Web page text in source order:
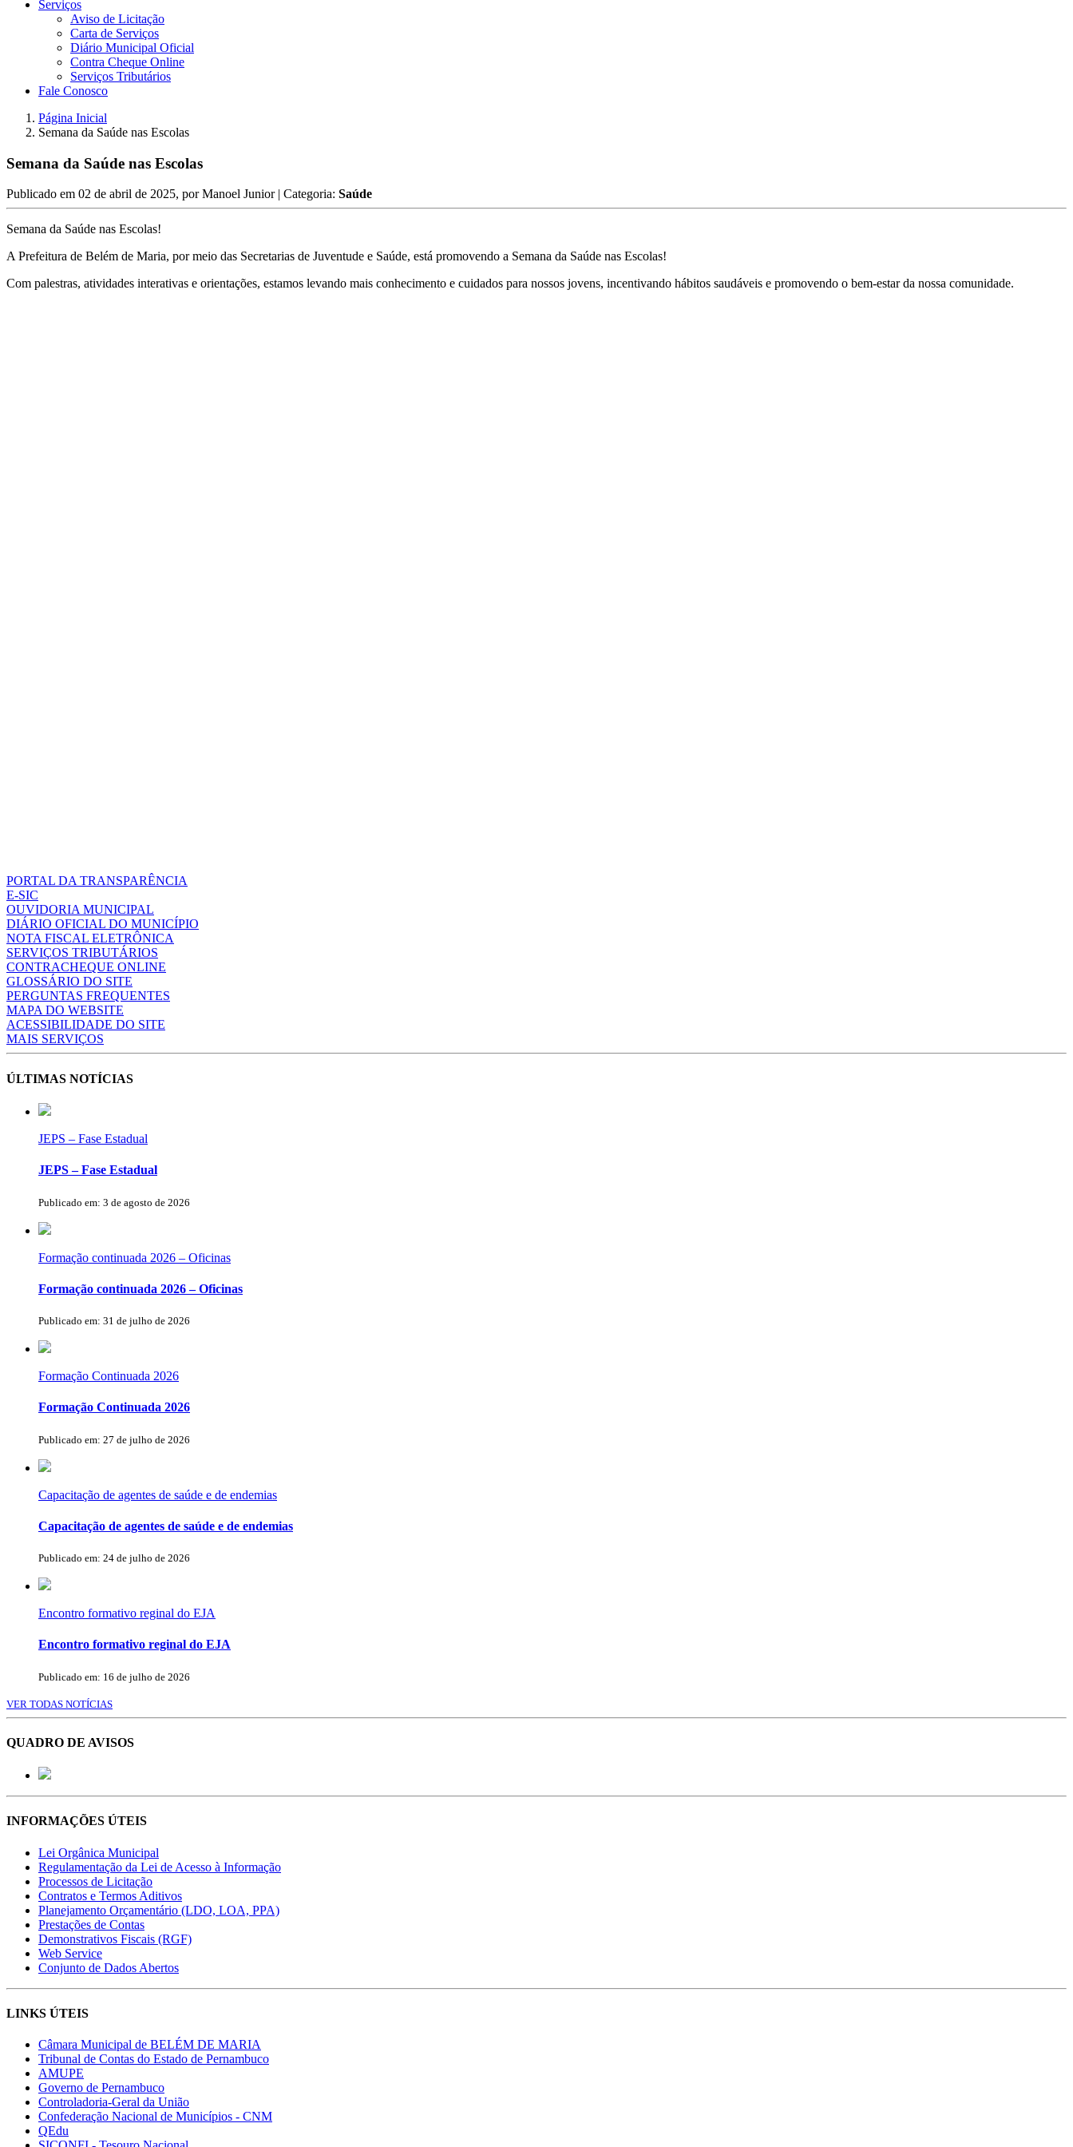
Serviços
Aviso de Licitação
Carta de Serviços
Diário Municipal Oficial
Contra Cheque Online
Serviços Tributários
Fale Conosco
Página Inicial
Semana da Saúde nas Escolas
Semana da Saúde nas Escolas
Publicado em 02 de abril de 2025, porManoel Junior | Categoria: Saúde
Semana da Saúde nas Escolas!
A Prefeitura de Belém de Maria, por meio das Secretarias de Juventude e Saúde, está promovendo a Semana da Saúde nas Escolas!
Com palestras, atividades interativas e orientações, estamos levando mais conhecimento e cuidados para nossos jovens, incentivando hábitos saudáveis e promovendo o bem-estar da nossa comunidade.
PORTAL DA TRANSPARÊNCIA
E-SIC
OUVIDORIA MUNICIPAL
DIÁRIO OFICIAL DO MUNICÍPIO
NOTA FISCAL ELETRÔNICA
SERVIÇOS TRIBUTÁRIOS
CONTRACHEQUE ONLINE
GLOSSÁRIO DO SITE
PERGUNTAS FREQUENTES
MAPA DO WEBSITE
ACESSIBILIDADE DO SITE
MAIS SERVIÇOS
ÚLTIMAS NOTÍCIAS
JEPS – Fase Estadual
JEPS – Fase Estadual
Publicado em: 3 de agosto de 2026
Formação continuada 2026 – Oficinas
Formação continuada 2026 – Oficinas
Publicado em: 31 de julho de 2026
Formação Continuada 2026
Formação Continuada 2026
Publicado em: 27 de julho de 2026
Capacitação de agentes de saúde e de endemias
Capacitação de agentes de saúde e de endemias
Publicado em: 24 de julho de 2026
Encontro formativo reginal do EJA
Encontro formativo reginal do EJA
Publicado em: 16 de julho de 2026
VER TODAS NOTÍCIAS
QUADRO DE AVISOS
INFORMAÇÕES ÚTEIS
Lei Orgânica Municipal
Regulamentação da Lei de Acesso à Informação
Processos de Licitação
Contratos e Termos Aditivos
Planejamento Orçamentário (LDO, LOA, PPA)
Prestações de Contas
Demonstrativos Fiscais (RGF)
Web Service
Conjunto de Dados Abertos
LINKS ÚTEIS
Câmara Municipal de BELÉM DE MARIA
Tribunal de Contas do Estado de Pernambuco
AMUPE
Governo de Pernambuco
Controladoria-Geral da União
Confederação Nacional de Municípios - CNM
QEdu